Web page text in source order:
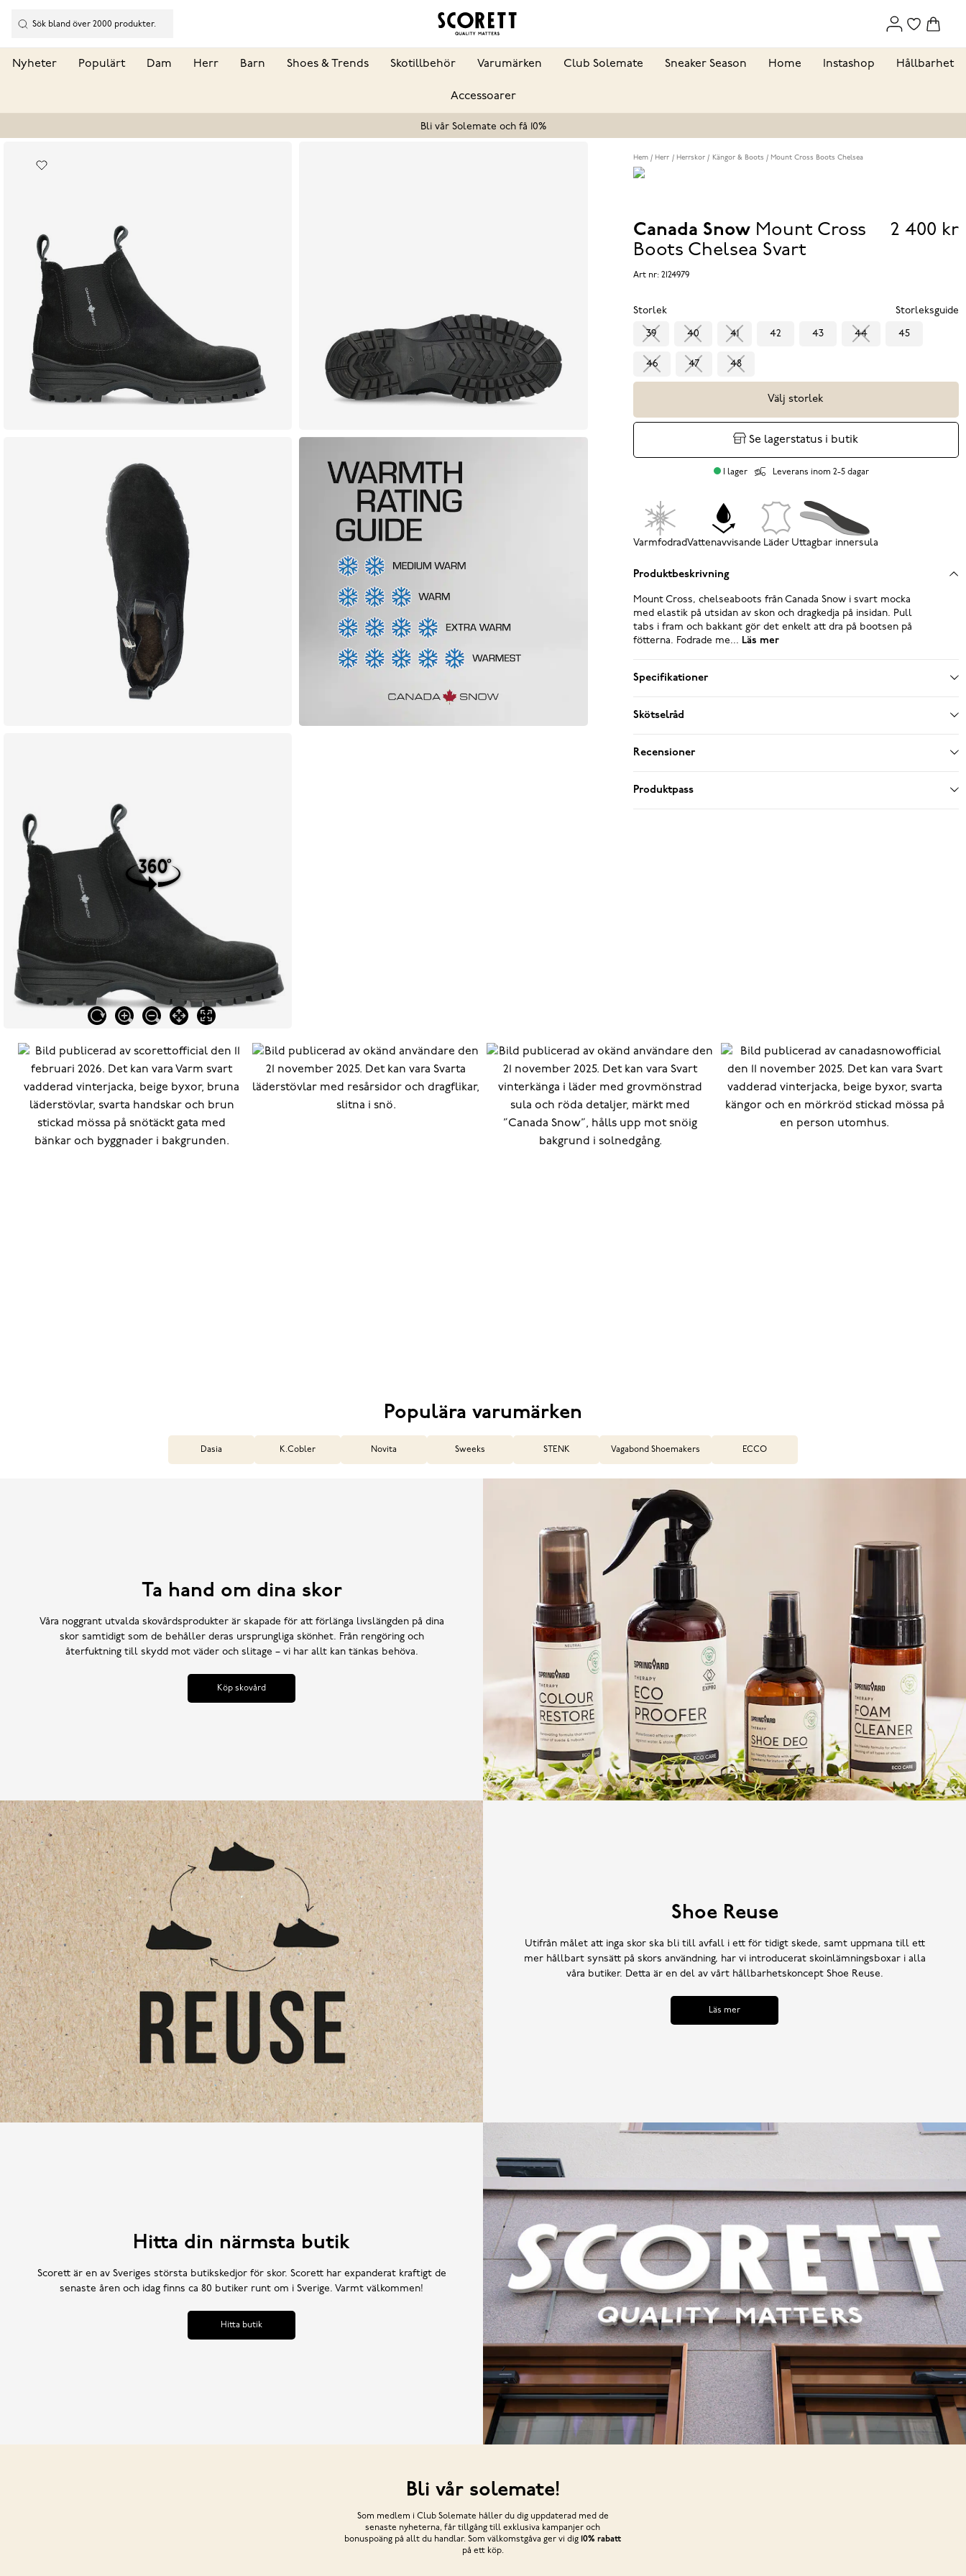
Nyheter Populärt Dam Herr Barn Shoes & Trends Skotillbehör Varumärken Club Solemate Sneaker Season Home Instashop Hållbarhet
Accessoarer
Bli vår Solemate och få 10%
Hem Herr Herrskor Kängor & Boots Mount Cross Boots Chelsea
Canada Snow Mount Cross
Boots Chelsea Svart
Pris
2 400 kr
Art nr: 2124979
Storlek Storleksguide
39 40 41 42 43 44 45
46 47 48
Välj storlek
Se lagerstatus i butik
I lager Leverans inom 2-5 dagar
VarmfodradVattenavvisande Läder Uttagbar innersula
Produktbeskrivning
Mount Cross, chelseaboots från Canada Snow i svart mocka
med elastik på utsidan av skon och dragkedja på insidan. Pull
tabs i fram och bakkant gör det enkelt att dra på bootsen på
fötterna. Fodrade me... Läs mer
Specifikationer
Skötselråd
Recensioner
Produktpass
Populära varumärken
Dasia K.Cobler Novita Sweeks STENK Vagabond Shoemakers ECCO
Ta hand om dina skor
Våra noggrant utvalda skovårdsprodukter är skapade för att förlänga livslängden på dina
skor samtidigt som de behåller deras ursprungliga skönhet. Från rengöring och
återfuktning till skydd mot väder och slitage – vi har allt kan tänkas behöva.
Köp skovård
Shoe Reuse
Utifrån målet att inga skor ska bli till avfall i ett för tidigt skede, samt uppmana till ett
mer hållbart synsätt på skors användning, har vi introducerat skoinlämningsboxar i alla
våra butiker. Detta är en del av vårt hållbarhetskoncept Shoe Reuse.
Läs mer
Hitta din närmsta butik
Scorett är en av Sveriges största butikskedjor för skor. Scorett har expanderat kraftigt de
senaste åren och idag finns ca 80 butiker runt om i Sverige. Varmt välkommen!
Hitta butik
Bli vår solemate!
Som medlem i Club Solemate håller du dig uppdaterad med de
senaste nyheterna, får tillgång till exklusiva kampanjer och
bonuspoäng på allt du handlar. Som välkomstgåva ger vi dig 10% rabatt
på ett köp.